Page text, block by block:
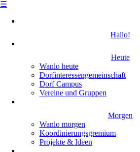
☰
Skip
Hallo!
Heute
Wanlo heute
Dorfinteressengemeinschaft
Dorf Campus
Vereine und Gruppen
Morgen
Wanlo morgen
Koordinierungsgremium
Projekte & Ideen